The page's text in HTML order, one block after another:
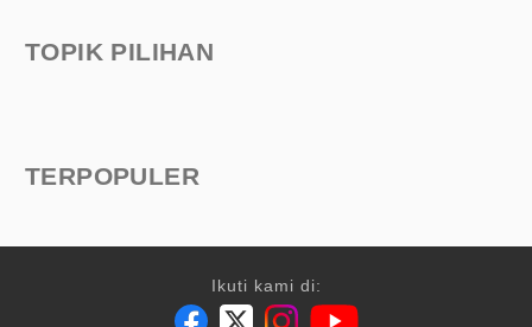
TOPIK PILIHAN
TERPOPULER
Ikuti kami di: